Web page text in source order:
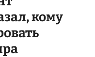
кому